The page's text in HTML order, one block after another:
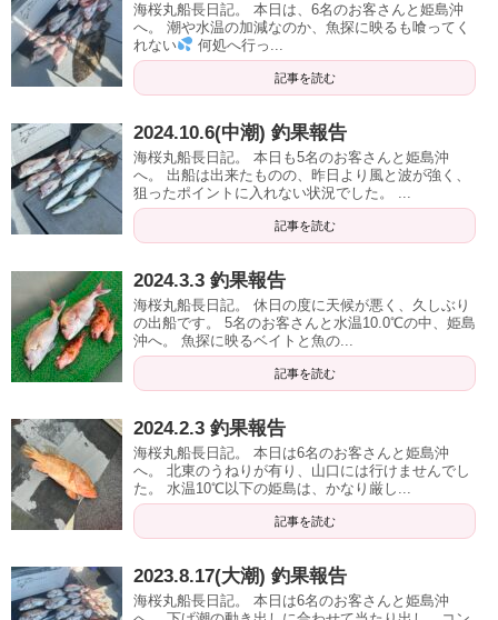
海桜丸船長日記。 本日は、6名のお客さんと姫島沖
へ。 潮や水温の加減なのか、魚探に映るも喰ってく
れない
何処へ行っ...
記事を読む
2024.10.6(中潮) 釣果報告
海桜丸船長日記。 本日も5名のお客さんと姫島沖
へ。 出船は出来たものの、昨日より風と波が強く、
狙ったポイントに入れない状況でした。 ...
記事を読む
2024.3.3 釣果報告
海桜丸船長日記。 休日の度に天候が悪く、久しぶり
の出船です。 5名のお客さんと水温10.0℃の中、姫島
沖へ。 魚探に映るベイトと魚の...
記事を読む
2024.2.3 釣果報告
海桜丸船長日記。 本日は6名のお客さんと姫島沖
へ。 北東のうねりが有り、山口には行けませんでし
た。 水温10℃以下の姫島は、かなり厳し...
記事を読む
2023.8.17(大潮) 釣果報告
海桜丸船長日記。 本日は6名のお客さんと姫島沖